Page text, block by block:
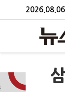
2026.08.06